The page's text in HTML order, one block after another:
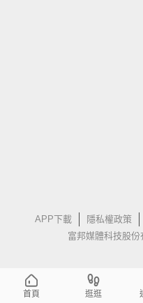
APP下載 隱私權政策
富邦媒體科技股
首頁 逛逛